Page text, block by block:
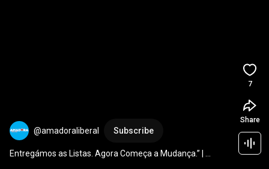
@amadoraliberal Subscribe
Entregámos as Listas. Agora Começa a Mudança.” |
7
Share